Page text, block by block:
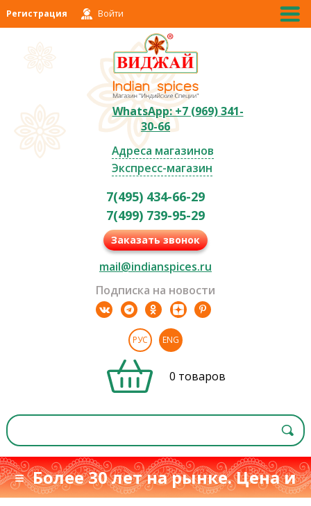
Регистрация Войти
WhatsApp: +7 (969) 341-
30-66
Адреса магазинов
Экспресс-магазин
7(495) 434-66-29
7(499) 739-95-29
Заказать звонок
mail@indianspices.ru
Подписка на новости
РУС ENG
0 товаров
≡ Более 30 лет на рынке. Цена и